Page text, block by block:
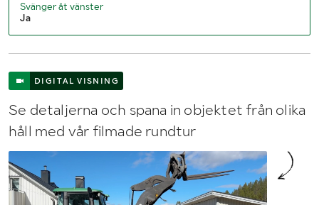
Svänger åt vänster
Ja
DIGITAL VISNING
Se detaljerna och spana in objektet från olika
håll med vår filmade rundtur